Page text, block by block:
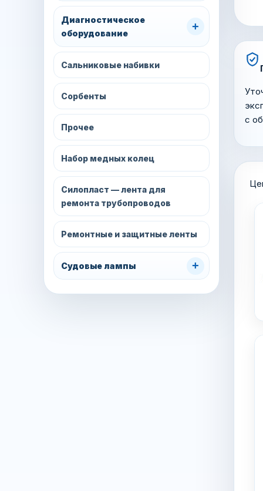
Диагностическое
оборудование
+
Сальниковые набивки
Сорбенты
Прочее
Набор медных колец
Силопласт — лента для
ремонта трубопроводов
Ремонтные и защитные ленты
Судовые лампы +
с